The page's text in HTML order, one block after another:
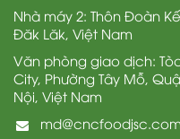
Nhà máy 2: Thôn Đoàn
Đăk Lăk, Việt Nam
Văn phòng giao dịch:
City, Phường Tây Mỗ,
Nội, Việt Nam
md@cncfoodjsc.com